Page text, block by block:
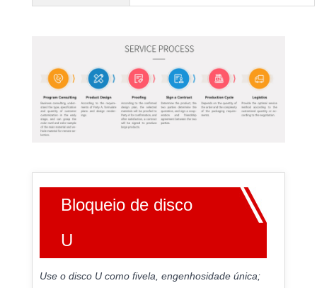
Bloqueio de disco
U
Use o disco U como fivela, engenhosidade única;